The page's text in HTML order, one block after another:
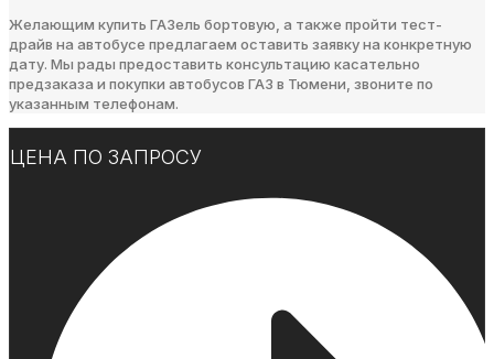
Желающим купить ГАЗель бортовую, а также пройти тест-
драйв на автобусе предлагаем оставить заявку на конкретную
дату. Мы рады предоставить консультацию касательно
предзаказа и покупки автобусов ГАЗ в Тюмени, звоните по
указанным телефонам.
ЦЕНА ПО ЗАПРОСУ